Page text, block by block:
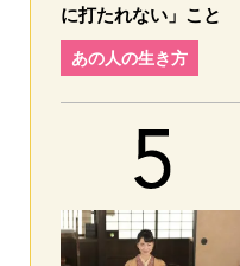
に打たれない」こと
あの人の生き方